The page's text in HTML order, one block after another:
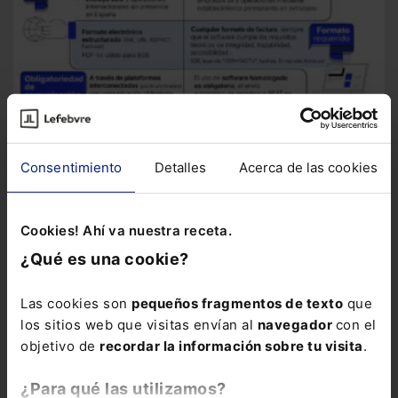
Consentimiento Detalles Acerca de las cookies
Cookies! Ahí va nuestra receta.
¿Qué es una cookie?
Las cookies son pequeños fragmentos de texto que
los sitios web que visitas envían al navegador con el
objetivo de recordar la información sobre tu visita.
¿Para qué las utilizamos?
InfografíaFactura electrónica y VerifactuInfografía con